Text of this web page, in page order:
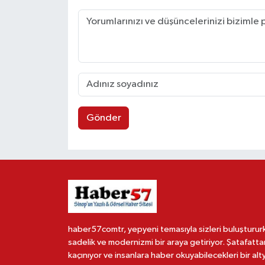
Gönder
haber57comtr, yepyeni temasıyla sizleri
sadelik ve modernizmi bir araya getiriyor.
kaçınıyor ve insanlara haber okuyabilecekleri bir